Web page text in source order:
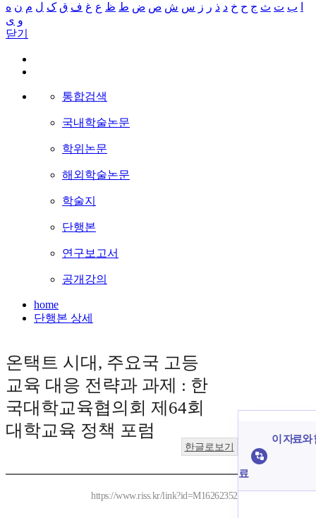
ب ت ث ج ح خ د ذ ر ز س ش ص ض ط ظ ع غ ف ق ک ل م ن ه
و ی
닫기
통합검색
국내학술논문
학위논문
해외학술논문
학술지
단행본
연구보고서
공개강의
home
단행본 상세
온택트 시대, 주요국 고등
교육 대응 전략과 과제 : 한
국대학교육협의회 제64회
대학교육 정책 포럼
한글로보기
https://www.riss.kr/link?id=M16262352
이 자료와
료